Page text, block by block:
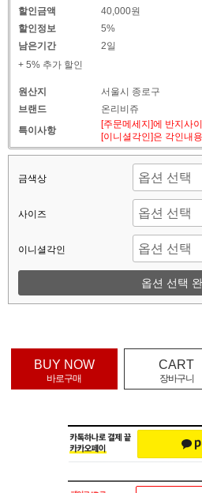
할인금액
40,000원
할인정보
5%
남은기간
2일
+ 5% 추가 할인
원산지
서울시 종로구
브랜드
온리비쥬
특이사항
[주문메세지]에 반지사
[이니셜각인]은 각인내
금색상
사이즈
이니셜각인
옵션 선택
BUY NOW
바로구매
CART
장바구니